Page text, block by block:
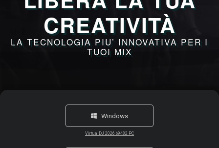
CREATIVITÀ
LA TECNOLOGIA PIU’ INNOVATIVA PER I
TUOI MIX
Windows
VirtualDJ 2026 b9482 PC